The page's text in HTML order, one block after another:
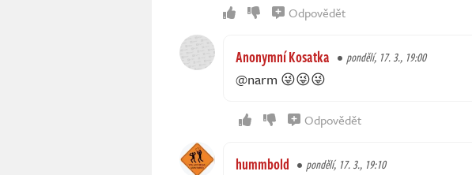
Odpovědět
Anonymní Kosatka pondělí, 17. 3., 19:00
@narm 😜😜😜
Odpovědět
hummbold pondělí, 17. 3., 19:10